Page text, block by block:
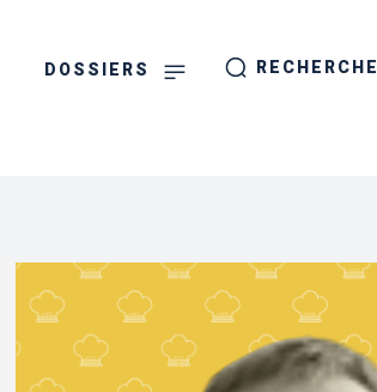
DOSSIERS RECHERCHE